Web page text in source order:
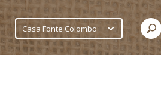
Casa Fonte Colombo